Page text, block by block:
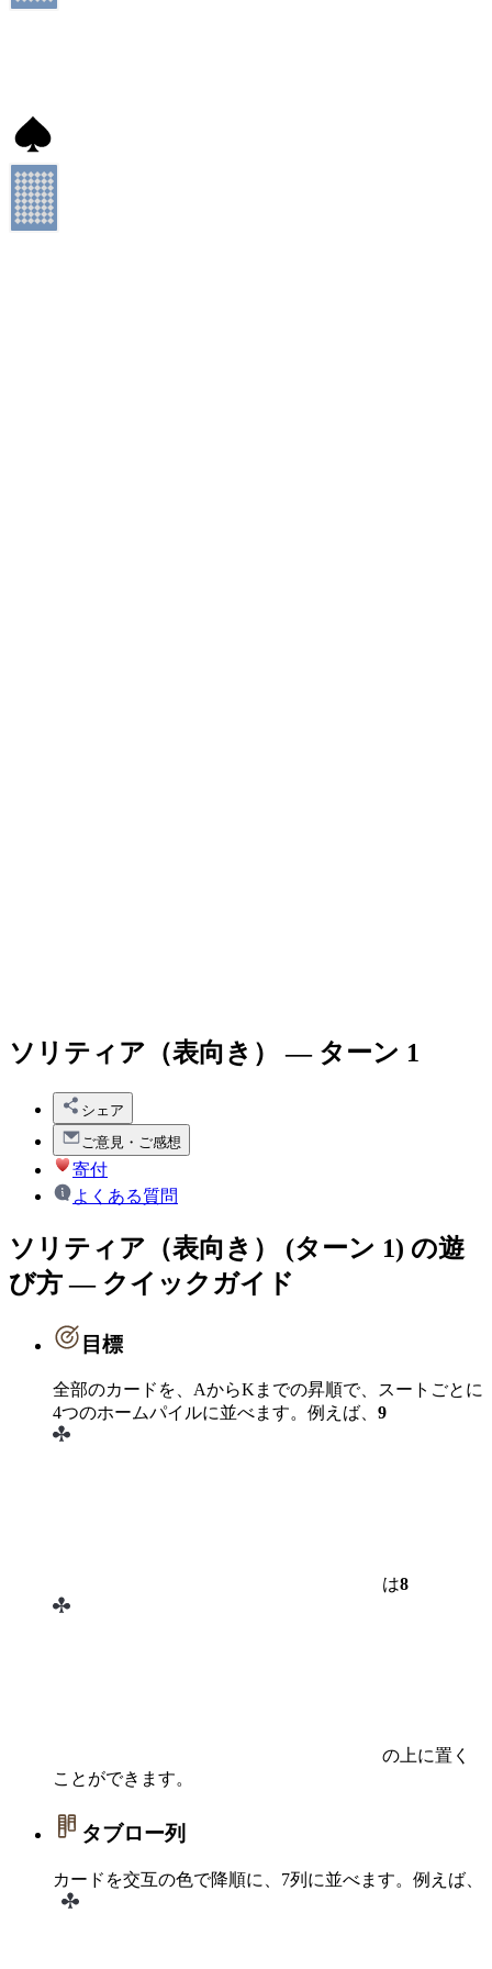
ソリティア（表向き） — ターン 1
シェア
ご意見・ご感想
寄付
よくある質問
ソリティア（表向き） (ターン 1) の遊
び方 — クイックガイド
目標
全部のカードを、AからKまでの昇順で、スートごとに
4つのホームパイルに並べます。例えば、 9
は8
の上に置く
ことができます。
タブロー列
カードを交互の色で降順に、7列に並べます。例えば、